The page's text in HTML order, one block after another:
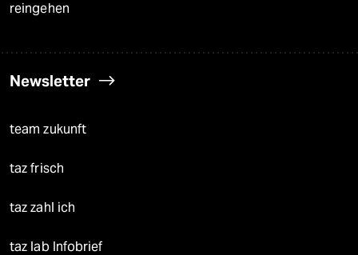
reingehen
Newsletter
team zukunft
taz frisch
taz zahl ich
taz lab Infobrief